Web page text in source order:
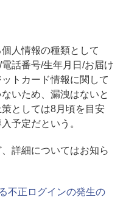
人情報の種類として
話番号/生年月日/お届け
トカード情報に関して
いため、漏洩はないと
としては8月頃を目安
予定だという。
詳細についてはお知ら
不正ログインの発生の